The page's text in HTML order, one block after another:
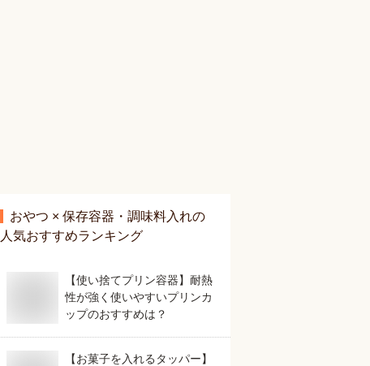
おやつ × 保存容器・調味料入れの
人気おすすめランキング
【使い捨てプリン容器】耐熱
性が強く使いやすいプリンカ
ップのおすすめは？
【お菓子を入れるタッパー】